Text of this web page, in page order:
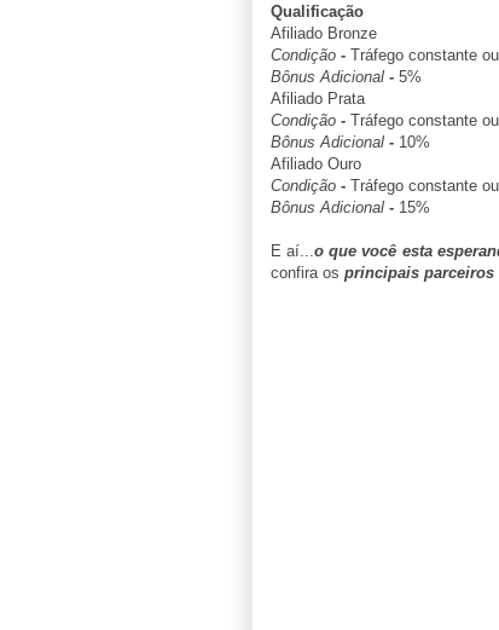
Qualificação
Afiliado Bronze
Condição - Tráfego constante
Bônus Adicional - 5%
Afiliado Prata
Condição - Tráfego constante
Bônus Adicional - 10%
Afiliado Ouro
Condição - Tráfego constante
Bônus Adicional - 15%
E aí...o que você esta
confira os principais parceiros